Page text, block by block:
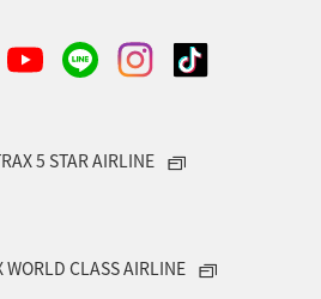
5 STAR AIRLINE
WORLD CLASS AIRLINE